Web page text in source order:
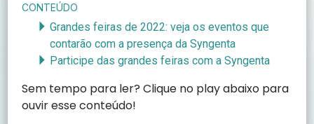
CONTEÚDO
Grandes feiras de 2022: veja os eventos que
contarão com a presença da Syngenta
Participe das grandes feiras com a Syngenta
Sem tempo para ler? Clique no play abaixo para
ouvir esse conteúdo!